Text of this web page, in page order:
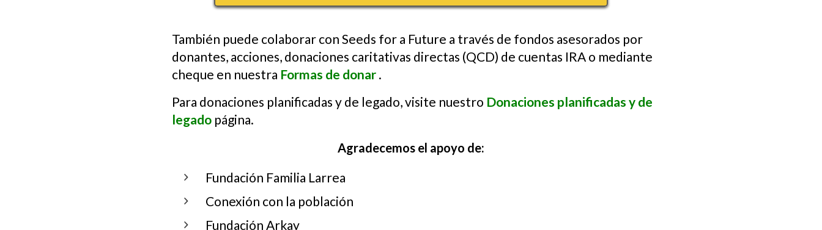
También puede colaborar con Seeds for a Future a través de fondos asesorados por
donantes, acciones, donaciones caritativas directas (QCD) de cuentas IRA o mediante
cheque en nuestra Formas de donar .
Para donaciones planificadas y de legado, visite nuestro Donaciones planificadas y de
legado página.
Agradecemos el apoyo de:
Fundación Familia Larrea
Conexión con la población
Fundación Arkay